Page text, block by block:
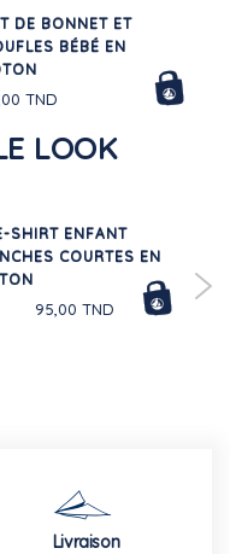
DE BONNET ET
BÉBÉ EN
TND
LOOK
SHIRT ENFANT
COURTES EN
95,00 TND
Livraison